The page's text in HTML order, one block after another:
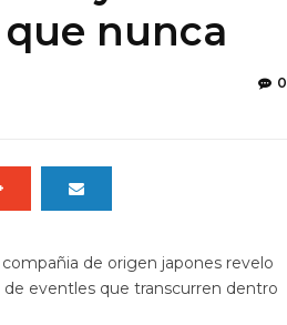
nunca
0
de origen japones revelo
de eventles que transcurren dentro